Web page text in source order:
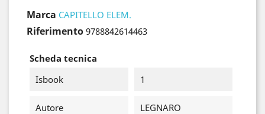
Marca CAPITELLO ELEM.
Riferimento 9788842614463
Scheda tecnica
Isbook
1
Autore LEGNARO